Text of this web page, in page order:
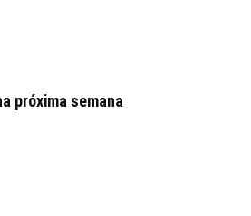
próxima semana